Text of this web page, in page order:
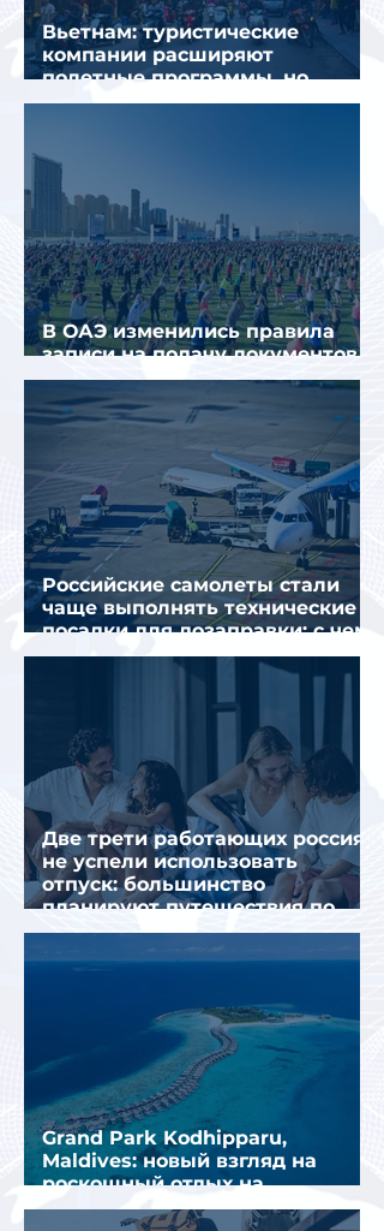
Вьетнам: туристические
компании расширяют
полетные программы, но
избегают прежних ошибок
В ОАЭ изменились правила
записи на подачу документов
для визы в Испанию
Российские самолеты стали
чаще выполнять технические
посадки для дозаправки: с чем
это связано
Две трети работающих россиян
не успели использовать
отпуск: большинство
планируют путешествия по
стране
Grand Park Kodhipparu,
Maldives: новый взгляд на
роскошный отдых на
Мальдивах